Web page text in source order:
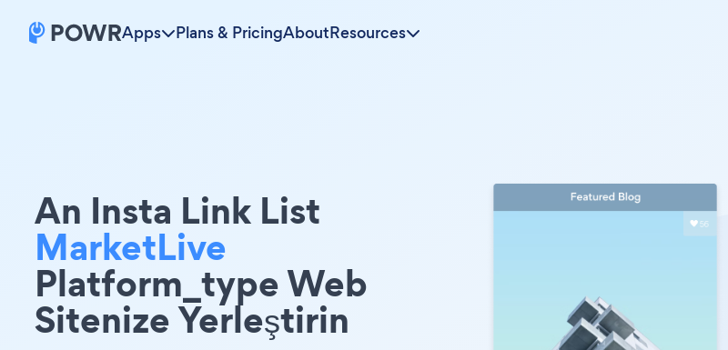
Apps Plans & PricingAboutResources
An Insta Link List
MarketLive
Platform_type Web
Sitenize Yerleştirin